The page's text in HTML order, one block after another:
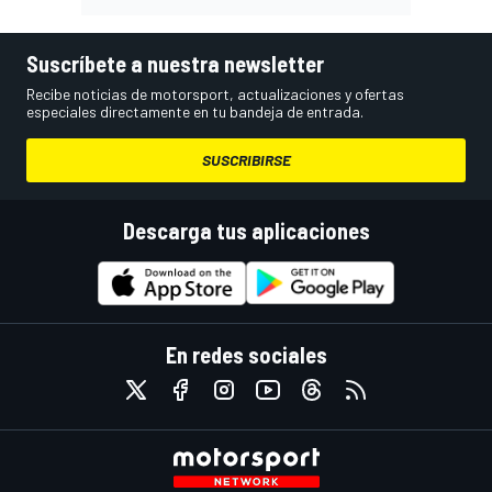
Suscríbete a nuestra newsletter
Recibe noticias de motorsport, actualizaciones y ofertas
especiales directamente en tu bandeja de entrada.
SUSCRIBIRSE
Descarga tus aplicaciones
En redes sociales